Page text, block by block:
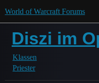
World of Warcraft Forums
Diszi im
Klassen
Priester